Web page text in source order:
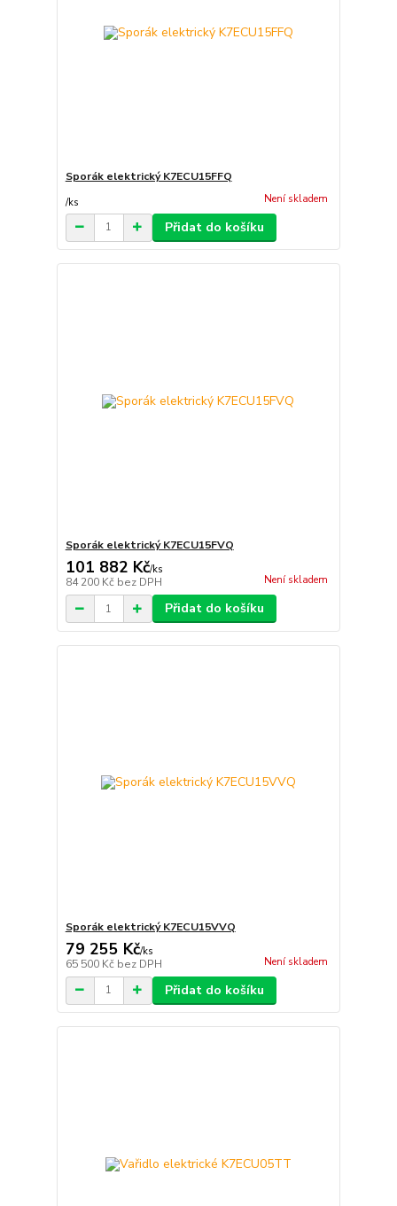
Sporák elektrický K7ECU15FFQ
/ks Není skladem
Přidat do košíku
Sporák elektrický K7ECU15FVQ
101 882 Kč/ks
84 200 Kč bez DPH Není skladem
Přidat do košíku
Sporák elektrický K7ECU15VVQ
79 255 Kč/ks
65 500 Kč bez DPH Není skladem
Přidat do košíku